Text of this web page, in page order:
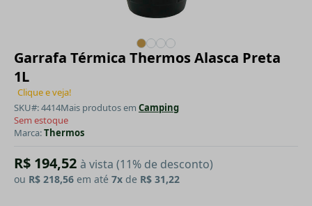
Garrafa Térmica Thermos Alasca Preta
1L
Clique e veja!
SKU#: 4414Mais produtos em Camping
Sem estoque
Marca:Thermos
R$ 194,52 à vista (11% de desconto)
ou R$ 218,56 em até 7x de R$ 31,22